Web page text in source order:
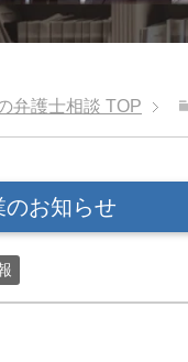
弁護士相談 TOP
お知らせ